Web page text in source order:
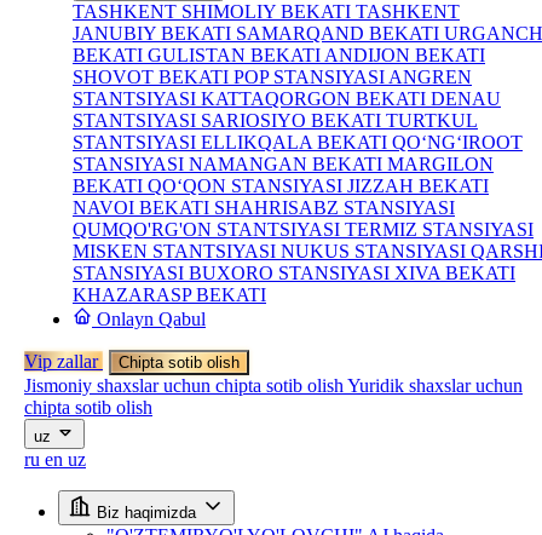
TASHKENT SHIMOLIY BEKATI TASHKENT
JANUBIY BEKATI SAMARQAND BEKATI URGANCH
BEKATI GULISTAN BEKATI ANDIJON BEKATI
SHOVOT BEKATI POP STANSIYASI ANGREN
STANTSIYASI KATTAQORGON BEKATI DENAU
STANTSIYASI SARIOSIYO BEKATI TURTKUL
STANTSIYASI ELLIKQALA BEKATI QO‘NG‘IROOT
STANSIYASI NAMANGAN BEKATI MARGILON
BEKATI QO‘QON STANSIYASI JIZZAH BEKATI
NAVOI BEKATI SHAHRISABZ STANSIYASI
QUMQO'RG'ON STANTSIYASI TERMIZ STANSIYASI
MISKEN STANTSIYASI NUKUS STANSIYASI
STANSIYASI BUXORO STANSIYASI XIVA BEKATI
KHAZARASP BEKATI
Onlayn Qabul
Vip zallar Chipta sotib olish
Jismoniy shaxslar uchun chipta sotib olish Yuridik shaxslar uchun
chipta sotib olish
uz
ru en uz
Biz haqimizda